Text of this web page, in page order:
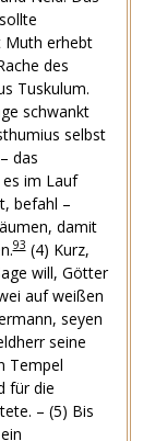
Muth erhebt
des
Tuskulum.
schwankt
selbst
das
im Lauf
befahl –
damit
93 (4) Kurz,
will, Götter
auf weißen
seyen
seine
Tempel
für die
– (5) Bis